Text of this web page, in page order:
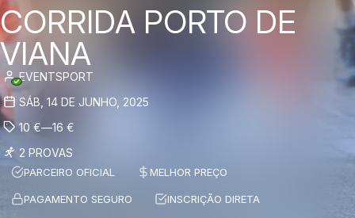
CORRIDA PORTO DE
VIANA
EVENTSPORT
SÁB, 14 DE JUNHO, 2025
10 €—16 €
2 PROVAS
PARCEIRO OFICIAL MELHOR PREÇO
PAGAMENTO SEGURO INSCRIÇÃO DIRETA